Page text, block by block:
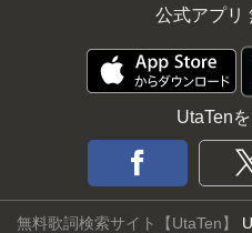
公式アプリ
UtaTen
無料歌詞検索サイト【UtaTen】